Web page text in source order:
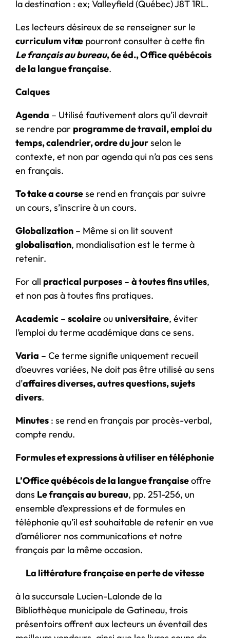
la destination : ex; Valleyfield (Québec) J8T 1RL.
Les lecteurs désireux de se renseigner sur le
curriculum vitæ pourront consulter à cette fin
Le français au bureau, 6e éd., Office québécois
de la langue française.
Calques
Agenda – Utilisé fautivement alors qu’il devrait
se rendre par programme de travail, emploi du
temps, calendrier, ordre du jourselon le
contexte, et non par agenda qui n’a pas ces sens
en français.
To take a coursese rend en français par suivre
un cours, s’inscrire à un cours.
Globalization – Même si on lit souvent
globalisation, mondialisation est le terme à
retenir.
For all practical purposes – à toutes fins utiles,
et non pas à toutes fins pratiques.
Academic – scolaireouuniversitaire, éviter
l’emploi du terme académique dans ce sens.
Varia – Ce terme signifie uniquement recueil
d’oeuvres variées, Ne doit pas être utilisé au sens
d’affaires diverses, autres questions, sujets
divers.
Minutes : se rend en français par procès-verbal,
compte rendu.
Formules et expressions à utiliser en téléphonie
L’Office québécois de la langue françaiseoffre
dans Le français au bureau, pp. 251-256, un
ensemble d’expressions et de formules en
téléphonie qu’il est souhaitable de retenir en vue
d’améliorer nos communications et notre
français par la même occasion.
La littérature française en perte de vitesse
à la succursale Lucien-Lalonde de la
Bibliothèque municipale de Gatineau, trois
présentoirs offrent aux lecteurs un éventail des